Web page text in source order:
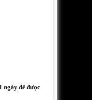
ngày để được